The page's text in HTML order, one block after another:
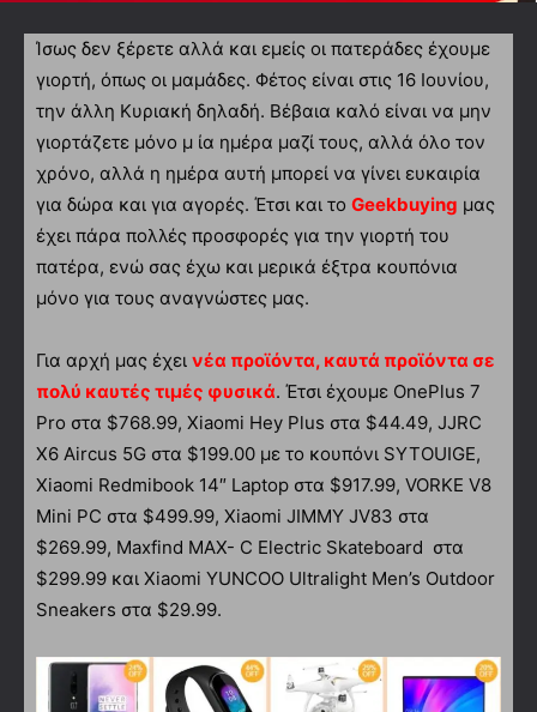
Ίσως δεν ξέρετε αλλά και εμείς οι πατεράδες έχουμε
γιορτή, όπως οι μαμάδες. Φέτος είναι στις 16 Ιουνίου,
την άλλη Κυριακή δηλαδή. Βέβαια καλό είναι να μην
γιορτάζετε μόνο μ ία ημέρα μαζί τους, αλλά όλο τον
χρόνο, αλλά η ημέρα αυτή μπορεί να γίνει ευκαιρία
για δώρα και για αγορές. Έτσι και το Geekbuying μας
έχει πάρα πολλές προσφορές για την γιορτή του
πατέρα, ενώ σας έχω και μερικά έξτρα κουπόνια
μόνο για τους αναγνώστες μας.
Για αρχή μας έχει νέα προϊόντα, καυτά προϊόντα σε
πολύ καυτές τιμές φυσικά. Έτσι έχουμε OnePlus 7
Pro στα $768.99, Xiaomi Hey Plus στα $44.49, JJRC
X6 Aircus 5G στα $199.00 με το κουπόνι SYTOUIGE,
Xiaomi Redmibook 14″ Laptop στα $917.99, VORKE V8
Mini PC στα $499.99, Xiaomi JIMMY JV83 στα
$269.99, Maxfind MAX- C Electric Skateboard στα
$299.99 και Xiaomi YUNCOO Ultralight Men’s Outdoor
Sneakers στα $29.99.